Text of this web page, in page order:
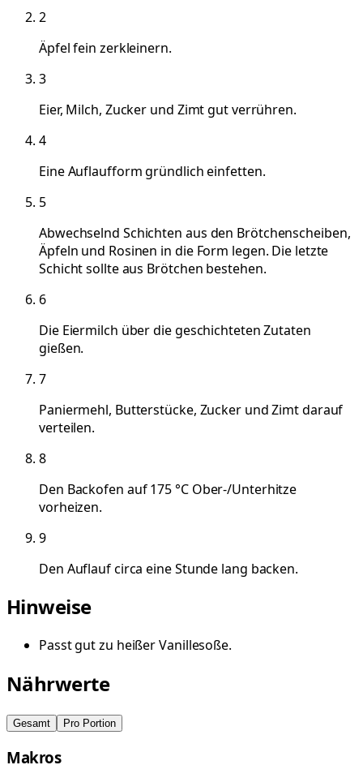
2
Äpfel fein zerkleinern.
3
Eier, Milch, Zucker und Zimt gut verrühren.
4
Eine Auflaufform gründlich einfetten.
5
Abwechselnd Schichten aus den Brötchenscheiben,
Äpfeln und Rosinen in die Form legen. Die letzte
Schicht sollte aus Brötchen bestehen.
6
Die Eiermilch über die geschichteten Zutaten
gießen.
7
Paniermehl, Butterstücke, Zucker und Zimt darauf
verteilen.
8
Den Backofen auf 175 °C Ober-/Unterhitze
vorheizen.
9
Den Auflauf circa eine Stunde lang backen.
Hinweise
Passt gut zu heißer Vanillesoße.
Nährwerte
Gesamt Pro Portion
Makros